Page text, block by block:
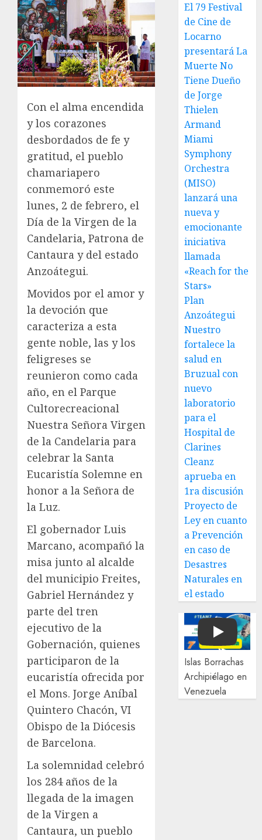
Con el alma encendida
y los corazones
desbordados de fe y
gratitud, el pueblo
chamariapero
conmemoró este
lunes, 2 de febrero, el
Día de la Virgen de la
Candelaria, Patrona de
Cantaura y del estado
Anzoátegui.
Movidos por el amor y
la devoción que
caracteriza a esta
gente noble, las y los
feligreses se
reunieron como cada
año, en el Parque
Cultorecreacional
Nuestra Señora Virgen
de la Candelaria para
celebrar la Santa
Eucaristía Solemne en
honor a la Señora de
la Luz.
El gobernador Luis
Marcano, acompañó la
misa junto al alcalde
del municipio Freites,
Gabriel Hernández y
parte del tren
ejecutivo de la
Gobernación, quienes
participaron de la
eucaristía ofrecida por
el Mons. Jorge Aníbal
Quintero Chacón, VI
Obispo de la Diócesis
de Barcelona.
La solemnidad celebró
los 284 años de la
llegada de la imagen
de la Virgen a
Cantaura, un pueblo
El 79 Festival
de Cine de
Locarno
presentará La
Muerte No
Tiene Dueño
de Jorge
Thielen
Armand
Miami
Symphony
Orchestra
(MISO)
lanzará una
nueva y
emocionante
iniciativa
llamada
«Reach for the
Stars»
Plan
Anzoátegui
Nuestro
fortalece la
salud en
Bruzual con
nuevo
laboratorio
para el
Hospital de
Clarines
Cleanz
aprueba en
1ra discusión
Proyecto de
Ley en cuanto
a Prevención
en caso de
Desastres
Naturales en
el estado
Play
Islas Borrachas
Archipiélago en
Venezuela